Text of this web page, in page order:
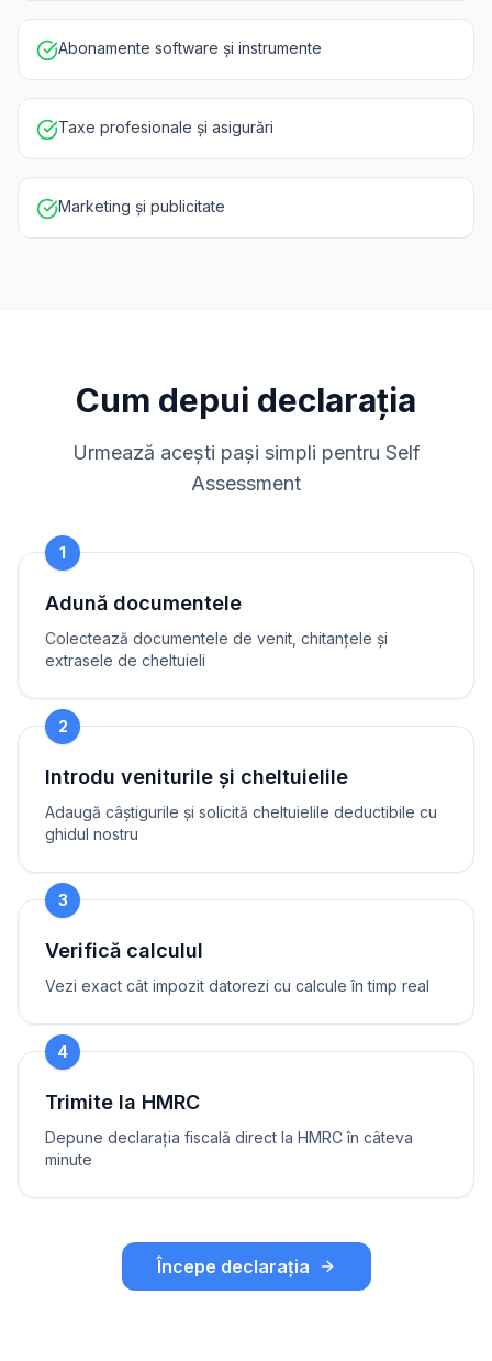
Abonamente software și instrumente
Taxe profesionale și asigurări
Marketing și publicitate
Cum depui declarația
Urmează acești pași simpli pentru Self
Assessment
1
Adună documentele
Colectează documentele de venit, chitanțele și
extrasele de cheltuieli
2
Introdu veniturile și cheltuielile
Adaugă câștigurile și solicită cheltuielile deductibile cu
ghidul nostru
3
Verifică calculul
Vezi exact cât impozit datorezi cu calcule în timp real
4
Trimite la HMRC
Depune declarația fiscală direct la HMRC în câteva
minute
Începe declarația